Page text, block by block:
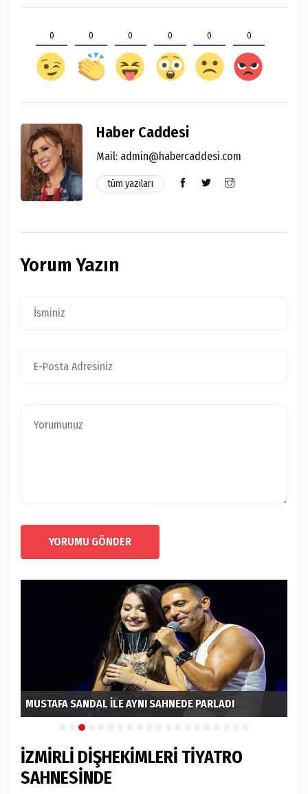
0 0 0 0 0 0
Haber Caddesi
Mail: admin@habercaddesi.com
tüm yazıları
Yorum Yazın
YORUMU GÖNDER
MUSTAFA SANDAL İLE AYNI SAHNEDE PARLADI
İZMİRLİ DİŞHEKİMLERİ TİYATRO
SAHNESİNDE